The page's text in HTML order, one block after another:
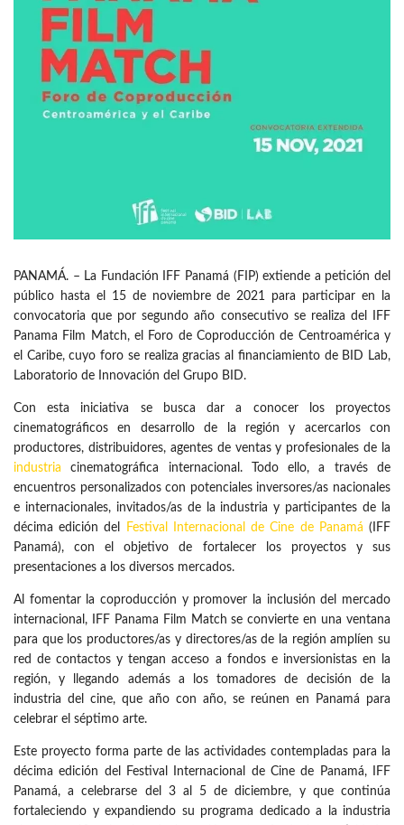
PANAMÁ. – La Fundación IFF Panamá (FIP) extiende a petición del
público hasta el 15 de noviembre de 2021 para participar en la
convocatoria que por segundo año consecutivo se realiza del IFF
Panama Film Match, el Foro de Coproducción de Centroamérica y
el Caribe, cuyo foro se realiza gracias al financiamiento de BID Lab,
Laboratorio de Innovación del Grupo BID.
Con esta iniciativa se busca dar a conocer los proyectos
cinematográficos en desarrollo de la región y acercarlos con
productores, distribuidores, agentes de ventas y profesionales de la
industria cinematográfica internacional. Todo ello, a través de
encuentros personalizados con potenciales inversores/as nacionales
e internacionales, invitados/as de la industria y participantes de la
décima edición del
Festival Internacional de Cine de Panamá (IFF
Panamá), con el objetivo de fortalecer los proyectos y sus
presentaciones a los diversos mercados.
Al fomentar la coproducción y promover la inclusión del mercado
internacional, IFF Panama Film Match se convierte en una ventana
para que los productores/as y directores/as de la región amplíen su
red de contactos y tengan acceso a fondos e inversionistas en la
región, y llegando además a los tomadores de decisión de la
industria del cine, que año con año, se reúnen en Panamá para
celebrar el séptimo arte.
Este proyecto forma parte de las actividades contempladas para la
décima edición del Festival Internacional de Cine de Panamá, IFF
Panamá, a celebrarse del 3 al 5 de diciembre, y que continúa
fortaleciendo y expandiendo su programa dedicado a la industria